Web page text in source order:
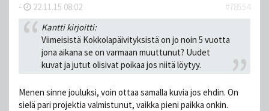
- 22.11.15 08:02
#78554
Kantti kirjoitti:
Viimeisistä Kokkolapäivityksistä on jo noin 5 vuotta
jona aikana se on varmaan muuttunut? Uudet
kuvat ja jutut olisivat poikaa jos niitä löytyy.
Menen sinne jouluksi, voin ottaa samalla kuvia jos ehdin. On
sielä pari projektia valmistunut, vaikka pieni paikka onkin.